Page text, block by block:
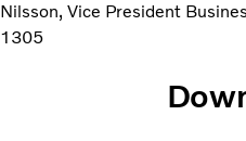
Nilsson, Vice President
1305